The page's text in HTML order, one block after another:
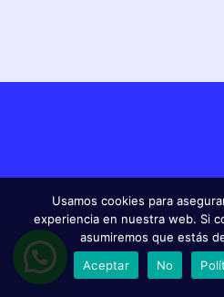
Usamos cookies para
experiencia en nuestra web. Si
asumiremos que estás
Aceptar
No